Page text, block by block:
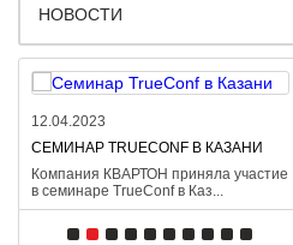
НОВОСТИ
12.04.2023
CЕМИНАР TRUECONF В КАЗАНИ
Компания КВАРТОН приняла участие
в семинаре TrueConf в Каз...